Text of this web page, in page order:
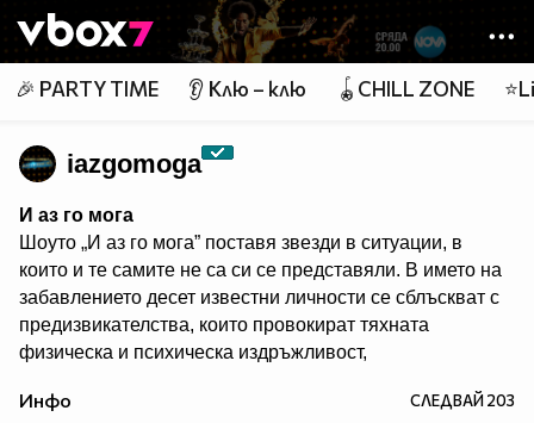
👾
🎉 PARTY TIME 👂 Клю – клю 🪀CHILL ZONE
iazgomoga
И аз го мога
Шоуто „И аз го мога” поставя звезди в ситуации, в
които и те самите не са си се представяли. В името на
забавлението десет известни личности се сблъскват с
предизвикателства, които провокират тяхната
физическа и психическа издръжливост,
съобразителност. Един водещ превежда участници,
Инфо СЛЕДВАЙ203